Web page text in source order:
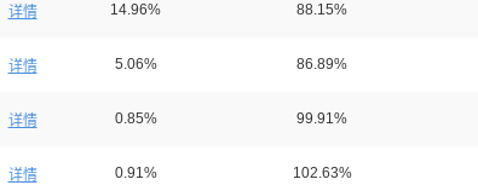
详情 14.96% 88.15%
详情 5.06% 86.89%
详情 0.85% 99.91%
详情 0.91% 102.63%